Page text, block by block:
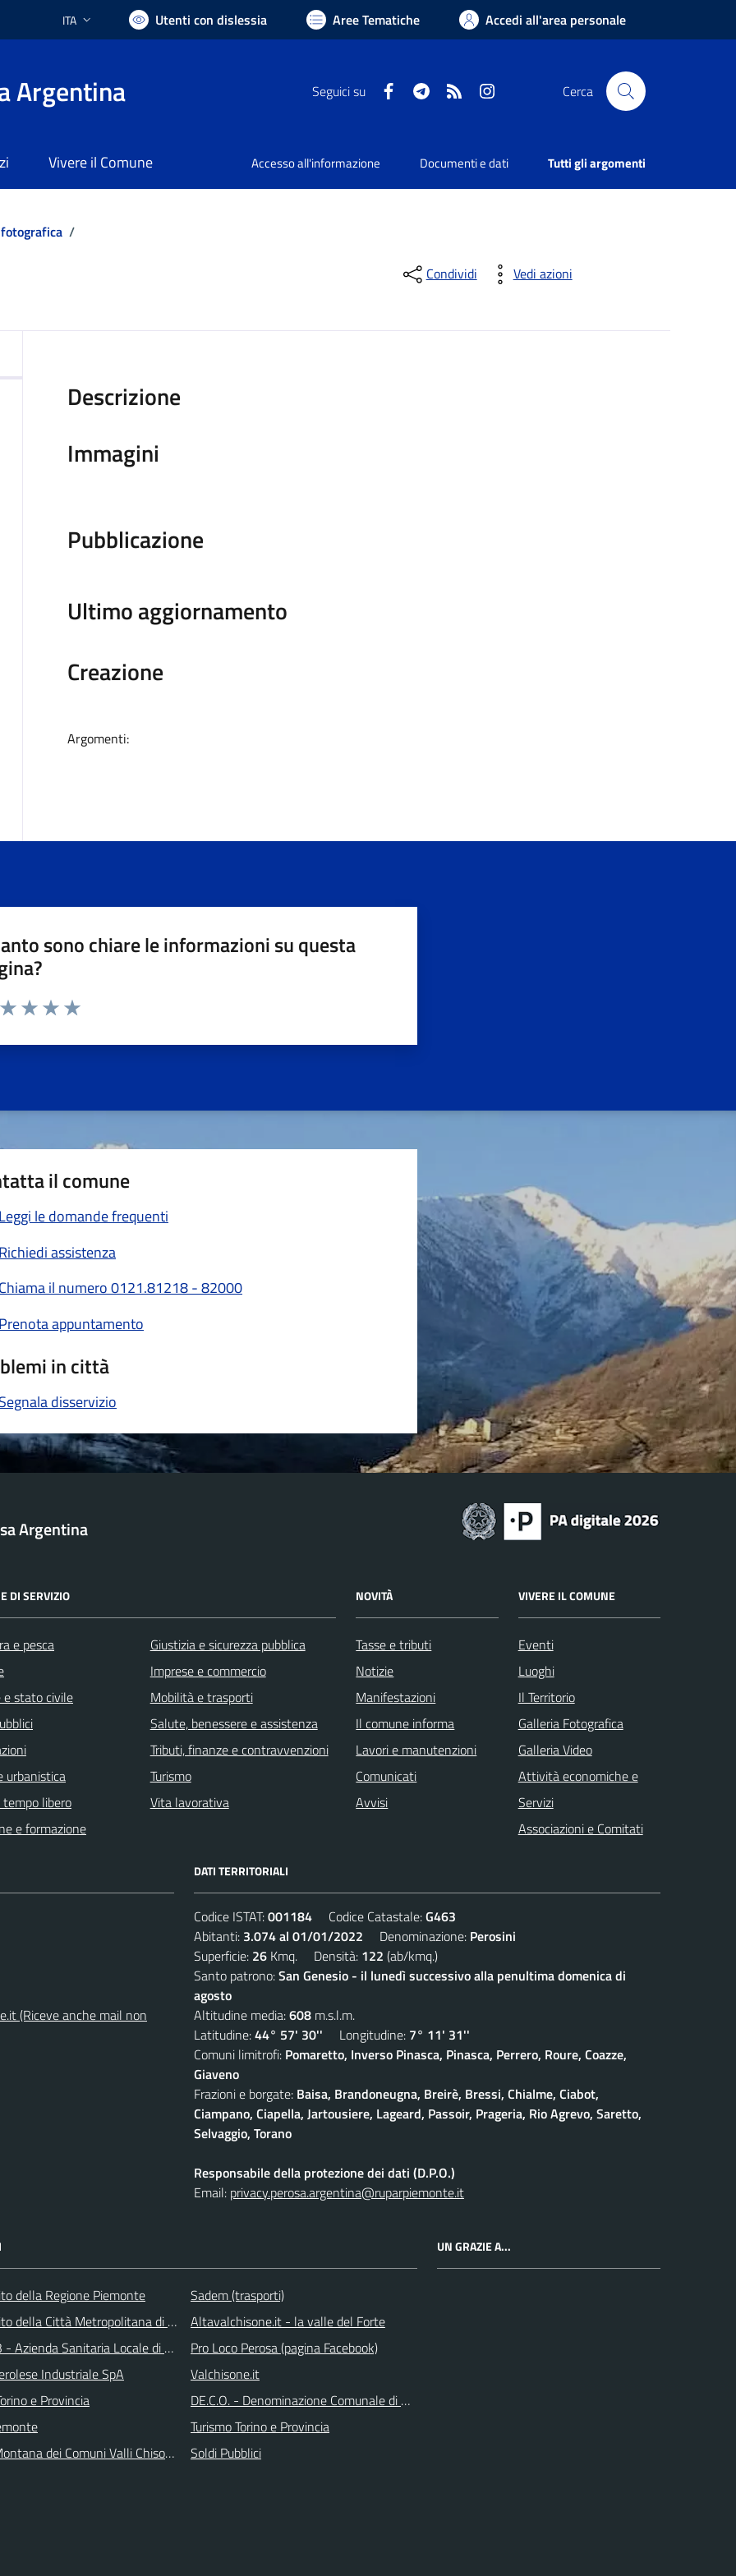
Lingua attiva:
ITA Utenti con dislessia Aree Tematiche Accedi all'area personale
Argentina Seguici su FacebookTelegramRSS Cerca
Vivere il Comune Accesso all'informazione Documenti e dati Tutti gli argomenti
/
Condividi Vedi azioni
Descrizione
Immagini
Pubblicazione
Ultimo aggiornamento
Creazione
Argomenti:
sono chiare le informazioni su questa
da 1 a 5 stelle la pagina
il comune
Leggi le domande frequenti
Richiedi assistenza
Chiama il numero 0121.81218 - 82000
Prenota appuntamento
in città
Segnala disservizio
Argentina
DI SERVIZIO
e pesca
e stato civile
urbanistica
libero
e formazione
Giustizia e sicurezza pubblica
Imprese e commercio
Mobilità e trasporti
Salute, benessere e assistenza
Tributi, finanze e contravvenzioni
Turismo
Vita lavorativa
NOVITÀ
Tasse e tributi
Notizie
Manifestazioni
Il comune informa
Lavori e manutenzioni
Comunicati
Avvisi
VIVERE IL COMUNE
Eventi
Luoghi
Il Territorio
Galleria Fotografica
Galleria Video
Attività economiche e
Servizi
Associazioni e Comitati
(Riceve anche mail non
DATI TERRITORIALI
Codice ISTAT:001184 Codice Catastale:G463
Abitanti: 3.074 al 01/01/2022 Denominazione: Perosini
Superficie: 26 Kmq. Densità: 122 (ab/kmq.)
Santo patrono:San Genesio - il lunedì successivo alla penultima domenica di
agosto
Altitudine media:608 m.s.l.m.
Latitudine:44° 57' 30'' Longitudine: 7° 11' 31''
Comuni limitrofi: Pomaretto, Inverso Pinasca, Pinasca, Perrero, Roure, Coazze,
Giaveno
Frazioni e borgate: Baisa, Brandoneugna, Breirè, Bressi, Chialme, Ciabot,
Ciampano, Ciapella, Jartousiere, Lageard, Passoir, Prageria, Rio Agrevo, Saretto,
Selvaggio, Torano
Responsabile della protezione dei dati (D.P.O.)
Email: privacy.perosa.argentina@ruparpiemonte.it
della Regione Piemonte
della Città Metropolitana di Torino
- Azienda Sanitaria Locale di Collegno e Pinerolo
Industriale SpA
e Provincia
dei Comuni Valli Chisone e Germanasca
Sadem (trasporti)
Altavalchisone.it - la valle del Forte
Pro Loco Perosa (pagina Facebook)
Valchisone.it
DE.C.O. - Denominazione Comunale di Origine
Turismo Torino e Provincia
Soldi Pubblici
UN GRAZIE A...